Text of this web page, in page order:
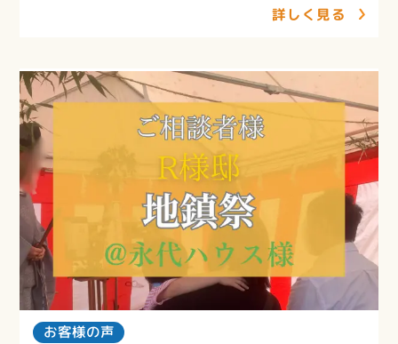
詳しく見る
お客様の声